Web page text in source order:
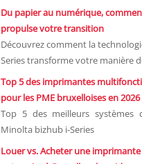
Du papier au numérique,
propulse votre transition
Découvrez comment la
Series transforme votre manière
Top 5 des imprimantes
pour les PME bruxelloises en 2026
Top 5 des meilleurs systèmes
Minolta bizhub i-Series
Louer vs. Acheter une